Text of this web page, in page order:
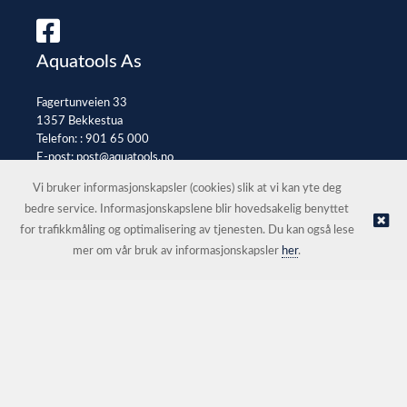
Aquatools As
Fagertunveien 33
1357 Bekkestua
Telefon: : 901 65 000
E-post:post@aquatools.no
© Aquatools As |Nettbutikk levert av Kréatif
Vi bruker informasjonskapsler (cookies) slik at vi kan yte deg
bedre service. Informasjonskapslene blir hovedsakelig benyttet
for trafikkmåling og optimalisering av tjenesten. Du kan også lese
mer om vår bruk av informasjonskapsler her.